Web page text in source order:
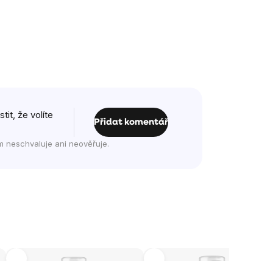
že volíte
Přidat komentář
neschvaluje ani neověřuje.